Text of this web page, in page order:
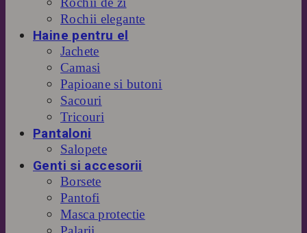
Rochii elegante
Haine pentru el
Jachete
Camasi
Papioane si butoni
Sacouri
Tricouri
Pantaloni
Salopete
Genti si accesorii
Borsete
Pantofi
Masca protectie